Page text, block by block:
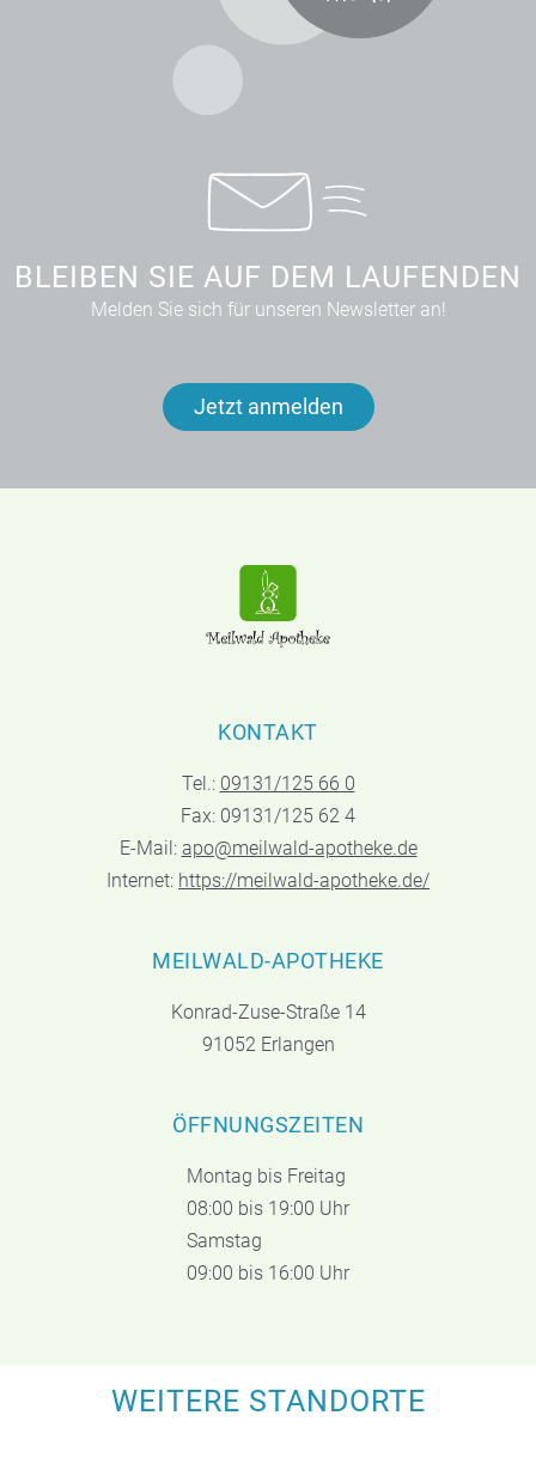
BLEIBEN SIE AUF DEM LAUFENDEN
Melden Sie sich für unseren Newsletter an!
Jetzt anmelden
KONTAKT
Tel.: 09131/125 66 0
Fax: 09131/125 62 4
E-Mail: apo@meilwald-apotheke.de
Internet: https://meilwald-apotheke.de/
MEILWALD-APOTHEKE
Konrad-Zuse-Straße 14
91052 Erlangen
ÖFFNUNGSZEITEN
Montag bis Freitag
08:00 bis 19:00 Uhr
Samstag
09:00 bis 16:00 Uhr
WEITERE STANDORTE